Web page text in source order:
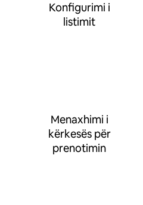
Konfigurimi i
listimit
Menaxhimi i
kërkesës për
prenotimin